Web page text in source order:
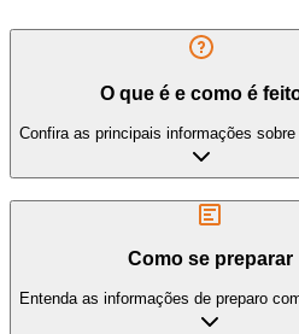
O que é e como é
Confira as principais informações
Como se preparar
Entenda as informações de preparo